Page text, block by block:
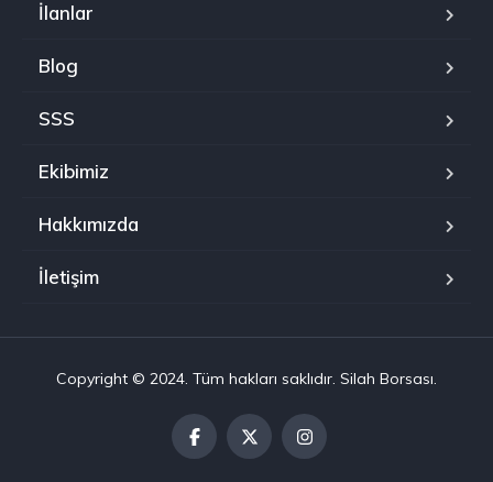
İlanlar
Blog
SSS
Ekibimiz
Hakkımızda
İletişim
Copyright © 2024. Tüm hakları saklıdır. Silah Borsası.